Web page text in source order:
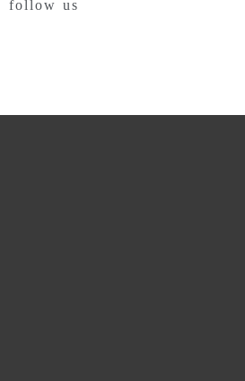
follow us